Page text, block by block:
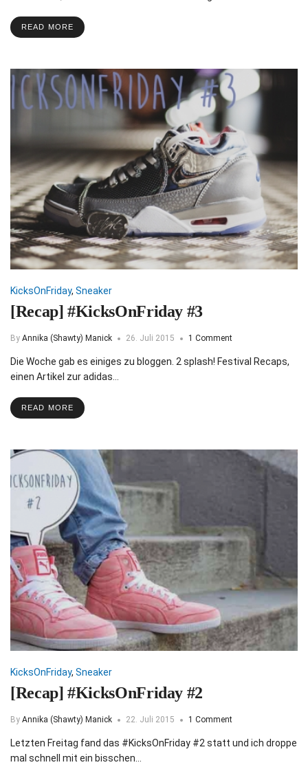
READ MORE
KicksOnFriday, Sneaker
[Recap] #KicksOnFriday #3
By Annika (Shawty) Manick 26. Juli 2015 1 Comment
Die Woche gab es einiges zu bloggen. 2 splash! Festival Recaps,
einen Artikel zur adidas…
READ MORE
KicksOnFriday, Sneaker
[Recap] #KicksOnFriday #2
By Annika (Shawty) Manick 22. Juli 2015 1 Comment
Letzten Freitag fand das #KicksOnFriday #2 statt und ich droppe
mal schnell mit ein bisschen…